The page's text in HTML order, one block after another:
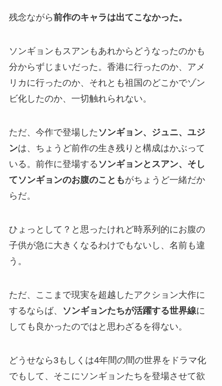
残念ながら前作のキャラは出てこなかった。
ソンギョンもスアンもあれからどうなったのかも
分からずじまいだった。香港に行ったのか、アメ
リカに行ったのか、それとも祖国のどこかでゾン
ビ化したのか、一切触れられない。
ただ、今作で登場した ソンギョン、ジュニ、ユジ
ンは、ちょうど前作の生き残りと構成はかぶって
いる。前作に登場する ソンギョンとスアン、そし
てソンギョンのお腹のこともがちょうど一緒だか
らだ。
ひょっとして？と思ったけれど時系列的にお腹の
子供が急に大きくなるわけでもないし、名前も違
う。
ただ、ここまで現実を超越したアクション大作に
するならば、
ソンギョンたちが活躍する世界線に
しても良かったのではと思わざるを得ない。
どうせなら3もしくは4年間の間の世界をドラマ化
でもして、そこにソンギョンたちを登場させて欲